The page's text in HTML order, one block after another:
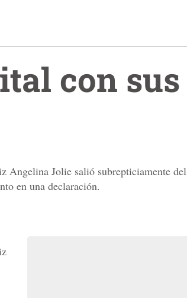
con sus
Angelina Jolie salió subrepticiamente del
en una declaración.